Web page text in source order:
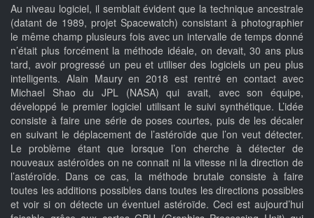
Au niveau logiciel, il semblait évident que la technique ancestrale
(datant de 1989, projet Spacewatch) consistant à photographier
le même champ plusieurs fois avec un intervalle de temps donné
n’était plus forcément la méthode idéale, on devait, 30 ans plus
tard, avoir progressé un peu et utiliser des logiciels un peu plus
intelligents. Alain Maury en 2018 est rentré en contact avec
Michael Shao du JPL (NASA) qui avait, avec son équipe,
développé le premier logiciel utilisant le suivi synthétique. L’idée
consiste à faire une série de poses courtes, puis de les décaler
en suivant le déplacement de l’astéroïde que l’on veut détecter.
Le problème étant que lorsque l’on cherche à détecter de
nouveaux astéroïdes on ne connait ni la vitesse ni la direction de
l’astéroïde. Dans ce cas, la méthode brutale consiste à faire
toutes les additions possibles dans toutes les directions possibles
et voir si on détecte un éventuel astéroïde. Ceci est aujourd’hui